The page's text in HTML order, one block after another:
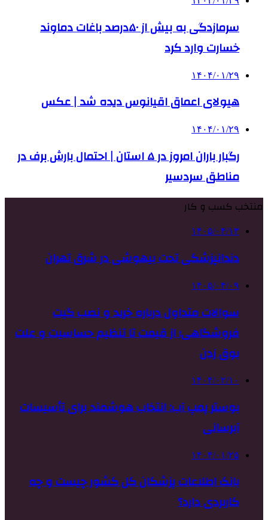
سرمازدگی به بیش از ۵۰درصد باغات دماوند
خسارت وارد کرد
۱۴۰۴/۰۱/۲۹
هیولای اعماق اقیانوس دیده شد | عکس
۱۴۰۴/۰۱/۲۹
رگبار باران امروز در ۵ استان | احتمال بارش برف در
مناطق سردسیر
منتخب کسب و کار
۱۴۰۵/۰۴/۱۳
دندانپزشکی تحت بیهوشی در شرق تهران
۱۴۰۵/۰۴/۰۹
سوالات متداول درباره خرید و نصب گیت
فروشگاهی؛ از قیمت تا تنظیم حساسیت و علت
بوق زدن
۱۴۰۴/۰۲/۱۰
بوستر پمپ آب: انتخاب هوشمند برای تأسیسات
آبرسانی
۱۴۰۴/۰۱/۲۵
بانک اطلاعات پزشکان کل کشور چیست و چه
کاربردی دارد؟